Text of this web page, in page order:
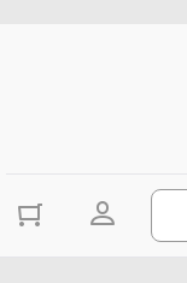
ورود به